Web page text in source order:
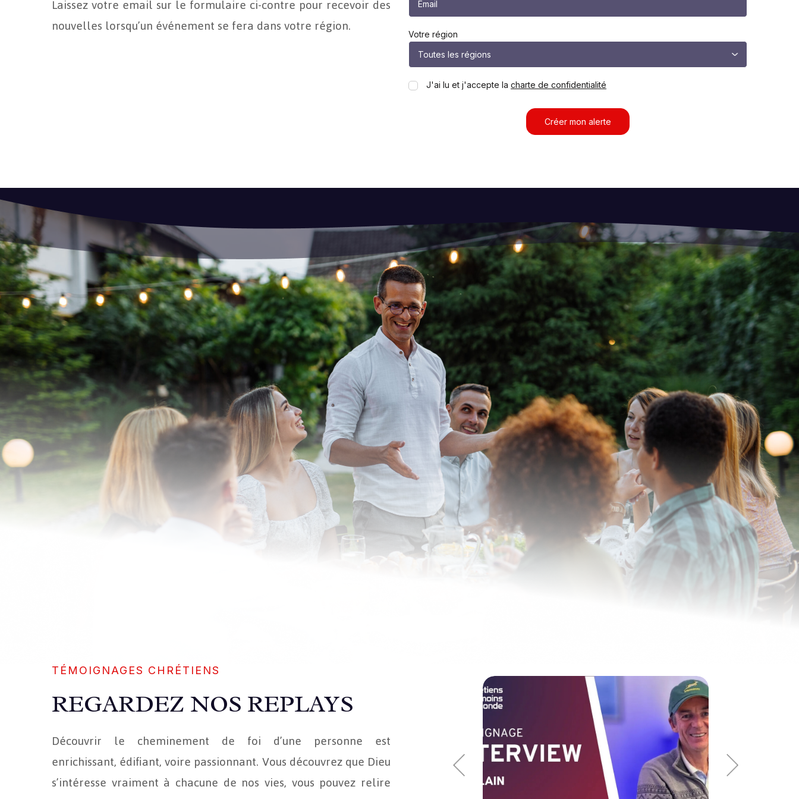
Laissez votre email sur le formulaire ci-contre pour recevoir des
nouvelles lorsqu’un événement se fera dans votre région.
Votre région
J'ai lu et j'accepte la charte de confidentialité
Créer mon alerte
TÉMOIGNAGES CHRÉTIENS
REGARDEZ NOS REPLAYS
Découvrir le cheminement de foi d’une personne est
enrichissant, édifiant, voire passionnant. Vous découvrez que Dieu
s’intéresse vraiment à chacune de nos vies, vous pouvez relire